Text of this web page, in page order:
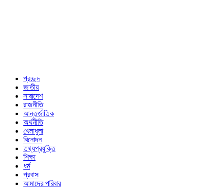
প্রচ্ছদ
জাতীয়
সারাদেশ
রাজনীতি
আন্তর্জাতিক
অর্থনীতি
খেলাধুলা
বিনোদন
তথ্যপ্রযুক্তি
শিক্ষা
ধর্ম
প্রবাস
আমাদের পরিবার